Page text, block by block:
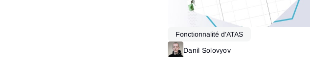
Fonctionnalité d’ATAS
Danil Solovyov